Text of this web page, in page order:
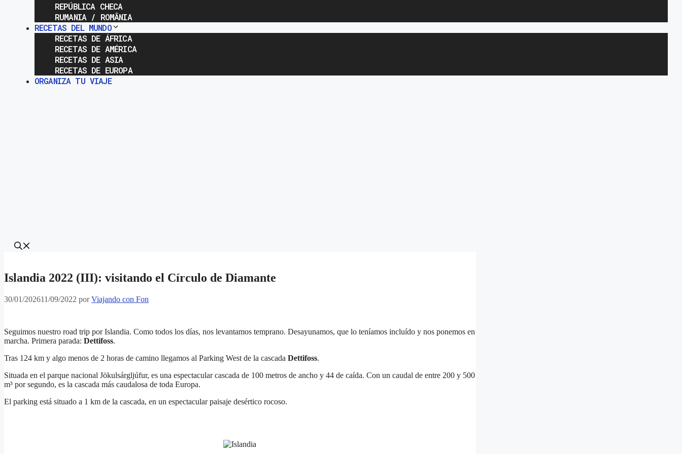
REPÚBLICA CHECA
RUMANIA / ROMÂNIA
RECETAS DEL MUNDO
RECETAS DE ÁFRICA
RECETAS DE AMÉRICA
RECETAS DE ASIA
RECETAS DE EUROPA
ORGANIZA TU VIAJE
Islandia 2022 (III): visitando el Círculo de Diamante
30/01/202611/09/2022 porViajando con Fon
Seguimos nuestro road trip por Islandia. Como todos los días, nos levantamos temprano. Desayunamos, que lo teníamos incluído y nos ponemos en
marcha. Primera parada: Dettifoss.
Tras 124 km y algo menos de 2 horas de camino llegamos al Parking West de la cascada Dettifoss.
Situada en el parque nacional Jökulsárgljúfur, es una espectacular cascada de 100 metros de ancho y 44 de caída. Con un caudal de entre 200 y 500
m³ por segundo, es la cascada más caudalosa de toda Europa.
El parking está situado a 1 km de la cascada, en un espectacular paisaje desértico rocoso.